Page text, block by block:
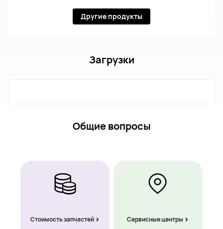
Другие продукты
Загрузки
Общие вопросы
Стоимость запчастей Сервисные центры